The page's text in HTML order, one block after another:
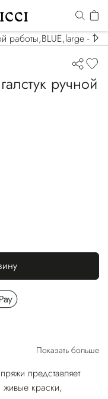
ручной
Показать больше
представляет
живые краски,